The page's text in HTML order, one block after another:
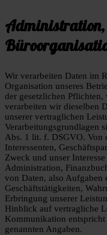
Wir verarbeiten Daten im
Organisation unseres
der gesetzlichen
verarbeiten wir dieselben
unserer vertraglichen
Verarbeitungsgrundlagen
Abs. 1 lit. f. DSGVO. Von
Interessenten,
Zweck und unser
Administration,
von Daten, also Aufgaben
Geschäftstätigkeiten,
Erbringung unserer
Hinblick auf vertragliche
Kommunikation entspricht
genannten Angaben.